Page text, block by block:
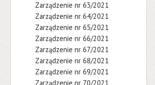
Zarządzenie nr 63/2021
Zarządzenie nr 64/2021
Zarządzenie nr 65/2021
Zarządzenie nr 66/2021
Zarządzenie nr 67/2021
Zarządzenie nr 68/2021
Zarządzenie nr 69/2021
Zarządzenie nr 70/2021